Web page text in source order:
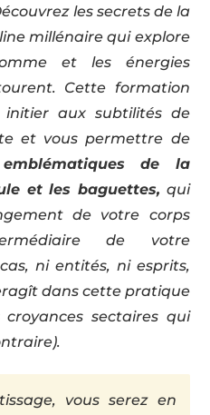
les secrets de la
millénaire qui explore
et les énergies
Cette formation
aux subtilités de
et vous permettre de
de la
et les baguettes, qui
de votre corps
de votre
ni entités, ni esprits,
dans cette pratique
sectaires qui
vous serez en